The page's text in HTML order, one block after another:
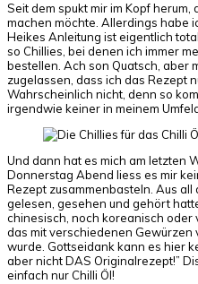
Seit dem spukt mir im Kopf
machen möchte. Allerdings habe
Heikes Anleitung ist eigentlich
so Chillies, bei denen ich immer
bestellen. Ach son Quatsch, aber
zugelassen, dass ich das Rezept
Wahrscheinlich nicht, denn so
irgendwie keiner in meinem
Und dann hat es mich am letzten
Donnerstag Abend liess es mir
Rezept zusammenbasteln. Aus all
gelesen, gesehen und gehört
chinesisch, noch koreanisch oder
das mit verschiedenen
wurde. Gottseidank kann es hier
aber nicht DAS Originalrezept!”
einfach nur Chilli Öl!